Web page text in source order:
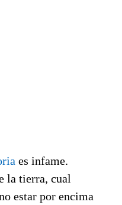
es infame.
la tierra, cual
estar por encima